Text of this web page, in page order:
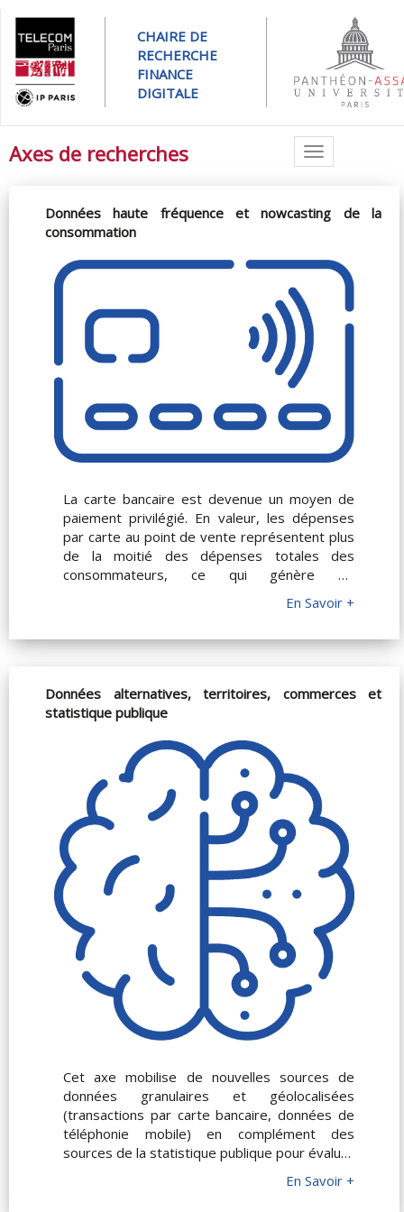
CHAIRE DE
RECHERCHE
FINANCE
DIGITALE
Toggle
navigation
Axes de recherches
Données haute fréquence et nowcasting de la
consommation
La carte bancaire est devenue un moyen de
paiement privilégié. En valeur, les dépenses
par carte au point de vente représentent plus
de la moitié des dépenses totales des
consommateurs, ce qui génère de
et les commerces, l’activité économique par
données peuvent être utilisées pour servir
l’évolution des dépenses de consommation
finale et du PIB de la France, construire des
modèles de croissance économique plus
localisés (région, secteur d’activité, etc.), aider
à la croissance économique de zones
géographiques via le développement des
cartes bancaires dans certains secteurs
d’activité et certaines régions.
En Savoir +
Données alternatives, territoires, commerces et
statistique publique
Cet axe mobilise de nouvelles sources de
données granulaires et géolocalisées
(transactions par carte bancaire, données de
téléphonie mobile) en complément des
sources de la statistique publique pour évaluer
(pistes cyclables), des événements
En Savoir +